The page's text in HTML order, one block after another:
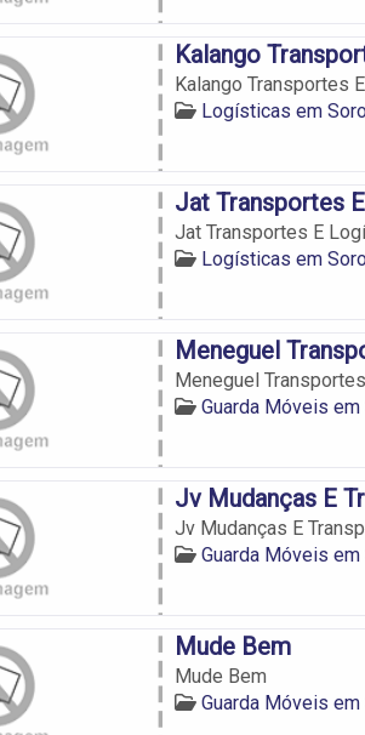
Kalango
Kalango Transportes
Logísticas em
Jat Transportes
Jat Transportes E
Logísticas em
Meneguel
Meneguel Transportes
Guarda Móveis
Jv Mudanças E
Jv Mudanças E
Guarda Móveis
Mude Bem
Mude Bem
Guarda Móveis